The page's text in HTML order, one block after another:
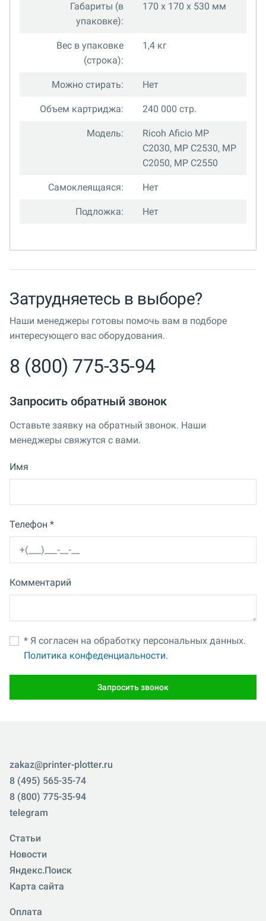
Габариты (в
упаковке):
170 x 170 x 530 мм
Вес в упаковке
(строка):
1,4 кг
Можно стирать: Нет
Объем картриджа: 240 000 стр.
Модель:
Ricoh Aficio MP
C2030, MP C2530, MP
C2050, MP C2550
Самоклеящаяся: Нет
Подложка: Нет
Затрудняетесь в выборе?
Наши менеджеры готовы помочь вам в подборе
интересующего вас оборудования.
8 (800) 775-35-94
Запросить обратный звонок
Оставьте заявку на обратный звонок. Наши
менеджеры свяжутся с вами.
Имя
Телефон *
Комментарий
* Я согласен на обработку персональных данных.
Политика конфеденциальности.
Запросить звонок
zakaz@printer-plotter.ru
8 (495) 565-35-74
8 (800) 775-35-94
telegram
Статьи
Новости
Яндекс.Поиск
Карта сайта
Оплата